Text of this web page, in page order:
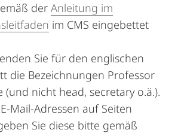
der Anleitung im
im CMS eingebettet
Sie für den englischen
die Bezeichnungen Professor
(und nicht head, secretary o.ä.).
Mail-Adressen auf Seiten
Sie diese bitte gemäß